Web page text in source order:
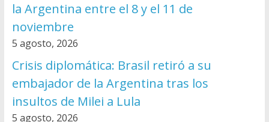
la Argentina entre el 8 y el 11 de
noviembre
5 agosto, 2026
Crisis diplomática: Brasil retiró a su
embajador de la Argentina tras los
insultos de Milei a Lula
5 agosto, 2026